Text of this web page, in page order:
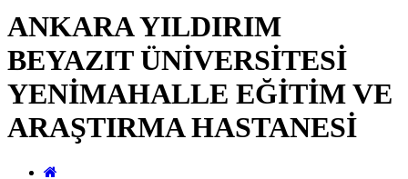
ANKARA YILDIRIM
BEYAZIT ÜNİVERSİTESİ
YENİMAHALLE EĞİTİM VE
ARAŞTIRMA HASTANESİ